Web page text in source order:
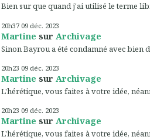
Bien sur que quand j'ai utilisé le terme
20h37 09 déc. 2023
Martine sur Archivage
Sinon Bayrou a été condamné avec bien
20h23 09 déc. 2023
Martine sur Archivage
L'hérétique, vous faites à votre idée,
20h23 09 déc. 2023
Martine sur Archivage
L'hérétique, vous faites à votre idée,